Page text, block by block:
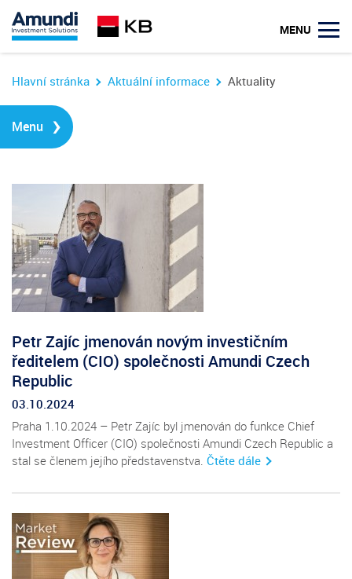
MENU
Hlavní stránka Aktuální informace Aktuality
Menu ›
Petr Zajíc jmenován novým investičním
ředitelem (CIO) společnosti Amundi Czech
Republic
03.10.2024
Praha 1.10.2024 – Petr Zajíc byl jmenován do funkce Chief
Investment Officer (CIO) společnosti Amundi Czech Republic a
stal se členem jejího představenstva. Čtěte dále